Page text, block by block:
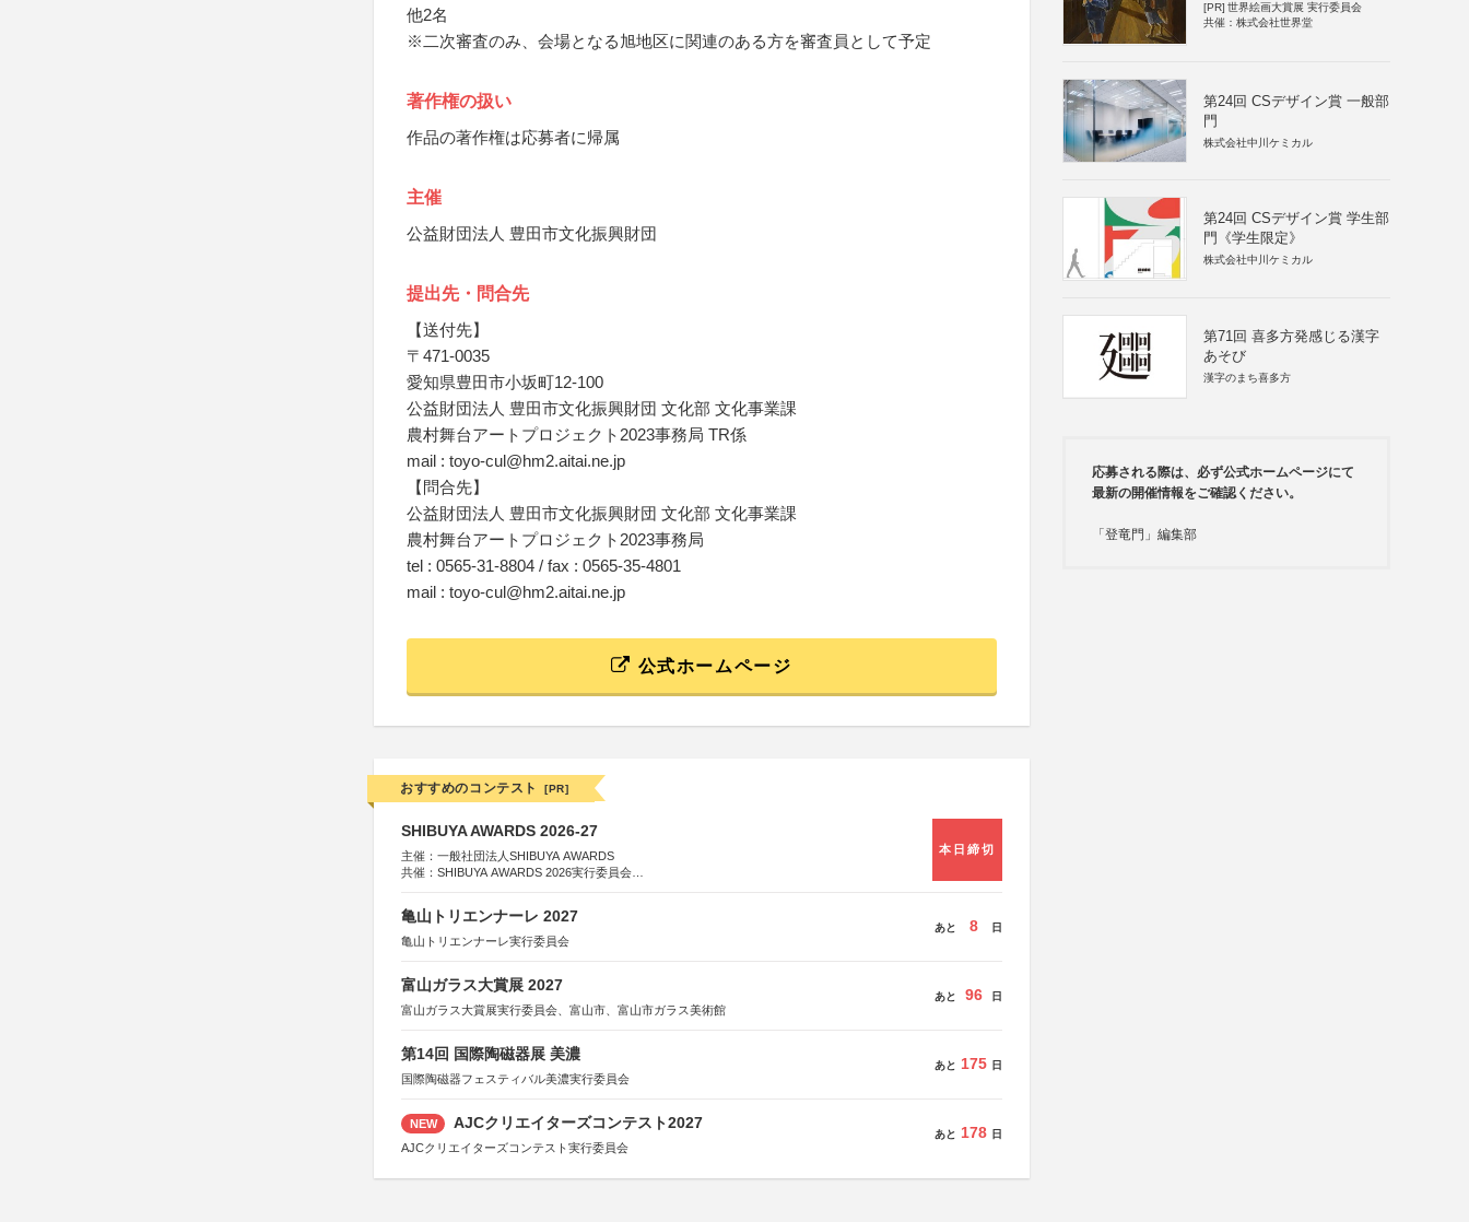
他2名
※二次審査のみ、会場となる旭地区に関連のある方を審査員として予定
著作権の扱い
作品の著作権は応募者に帰属
主催
公益財団法人 豊田市文化振興財団
提出先・問合先
【送付先】
〒471-0035
愛知県豊田市小坂町12-100
公益財団法人 豊田市文化振興財団 文化部 文化事業課
農村舞台アートプロジェクト2023事務局 TR係
mail : toyo-cul@hm2.aitai.ne.jp
【問合先】
公益財団法人 豊田市文化振興財団 文化部 文化事業課
農村舞台アートプロジェクト2023事務局
tel : 0565-31-8804 / fax : 0565-35-4801
mail : toyo-cul@hm2.aitai.ne.jp
公式ホームページ
おすすめのコンテスト [PR]
SHIBUYA AWARDS 2026-27
主催：一般社団法人SHIBUYA AWARDS
共催：SHIBUYA AWARDS 2026実行委員会
本日締切
亀山トリエンナーレ 2027
亀山トリエンナーレ実行委員会
あと 8 日
富山ガラス大賞展 2027
富山ガラス大賞展実行委員会、富山市、富山市ガラス美術館
あと 96 日
第14回 国際陶磁器展 美濃
国際陶磁器フェスティバル美濃実行委員会
あと 175 日
NEW AJCクリエイターズコンテスト2027
AJCクリエイターズコンテスト実行委員会
あと 178 日
[PR] 世界絵画大賞展 実行委員会
共催：株式会社世界堂
第24回 CSデザイン賞 一般部
門
株式会社中川ケミカル
第24回 CSデザイン賞 学生部
門《学生限定》
株式会社中川ケミカル
第71回 喜多方発感じる漢字
あそび
漢字のまち喜多方
応募される際は、必ず公式ホームページにて
最新の開催情報をご確認ください。
「登竜門」編集部